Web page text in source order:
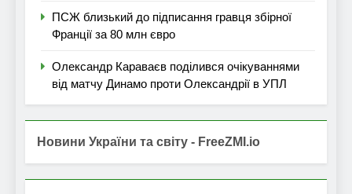
ПСЖ близький до підписання гравця збірної
Франції за 80 млн євро
Олександр Караваєв поділився очікуваннями
від матчу Динамо проти Олександрії в УПЛ
Новини України та світу - FreeZMI.io